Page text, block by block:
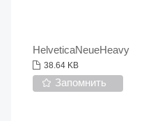
HelveticaNeueHeavy
38.64 KB
Запомнить